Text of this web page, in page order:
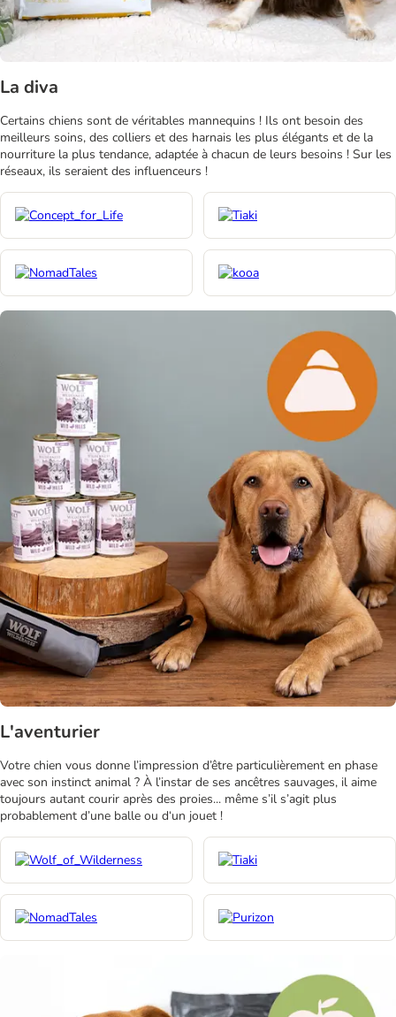
La diva
Certains chiens sont de véritables mannequins ! Ils ont besoin des
meilleurs soins, des colliers et des harnais les plus élégants et de la
nourriture la plus tendance, adaptée à chacun de leurs besoins ! Sur les
réseaux, ils seraient des influenceurs !
L'aventurier
Votre chien vous donne l’impression d’être particulièrement en phase
avec son instinct animal ? À l’instar de ses ancêtres sauvages, il aime
toujours autant courir après des proies... même s’il s’agit plus
probablement d’une balle ou d‘un jouet !